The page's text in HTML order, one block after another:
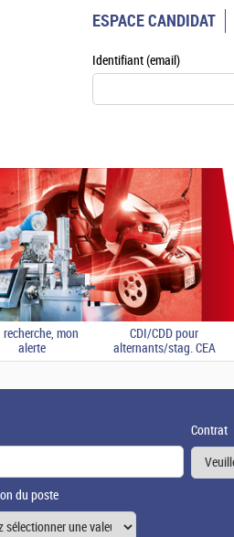
ESPACE CANDIDAT
Identifiant (email)
recherche, mon
alerte
CDI/CDD pour
alternants/stag. CEA
Contrat
du poste